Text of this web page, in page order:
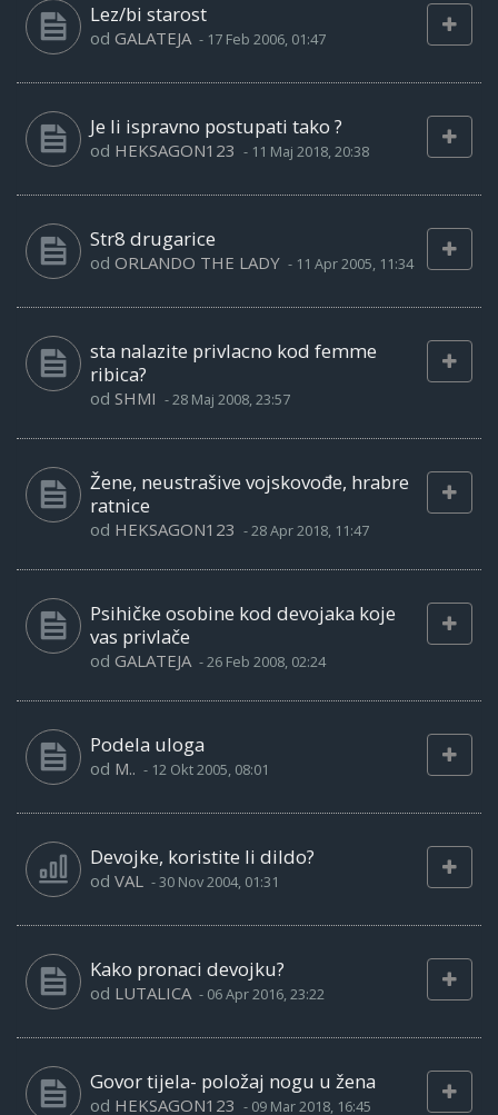
Lez/bi starost
od GALATEJA - 17 Feb 2006, 01:47
Je li ispravno postupati tako ?
od HEKSAGON123 - 11 Maj 2018, 20:38
Str8 drugarice
od ORLANDO THE LADY - 11 Apr 2005, 11:34
sta nalazite privlacno kod femme
ribica?
od SHMI -28 Maj 2008, 23:57
Žene, neustrašive vojskovođe, hrabre
ratnice
od HEKSAGON123 -28 Apr 2018, 11:47
Psihičke osobine kod devojaka koje
vas privlače
od GALATEJA -26 Feb 2008, 02:24
Podela uloga
od M.. - 12 Okt 2005, 08:01
Devojke, koristite li dildo?
od VAL -30 Nov 2004, 01:31
Kako pronaci devojku?
od LUTALICA - 06 Apr 2016, 23:22
Govor tijela- položaj nogu u žena
od HEKSAGON123 - 09 Mar 2018, 16:45